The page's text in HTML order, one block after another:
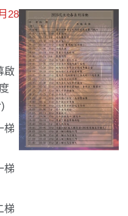
28
啟
梯
梯
梯